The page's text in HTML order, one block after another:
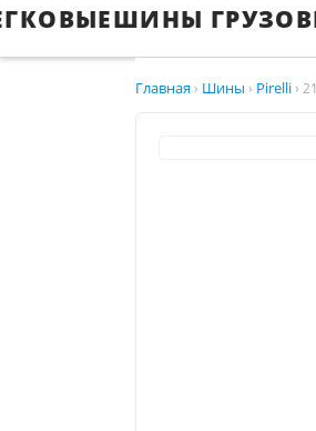
ШИНЫ
Главная › Шины › Pirelli ›